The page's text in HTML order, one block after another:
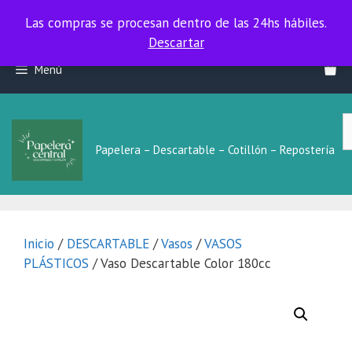
Las compras se procesan dentro de las 24hs hábiles.
Las compras se procesan dentro de las 24hs hábiles.
Descartar
contenido
Menú
Papelera – Descartable – Cotillón – Repostería
Inicio / DESCARTABLE /Vasos /VASOS
PLÁSTICOS / Vaso Descartable Color 180cc